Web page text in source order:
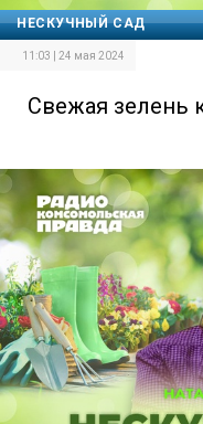
НЕСКУЧНЫЙ САД
11:03 | 24 мая 2024
Свежая зелень